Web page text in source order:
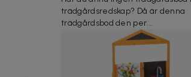
trädgårdsredskap? Då är denna
trädgårdsbod den per...